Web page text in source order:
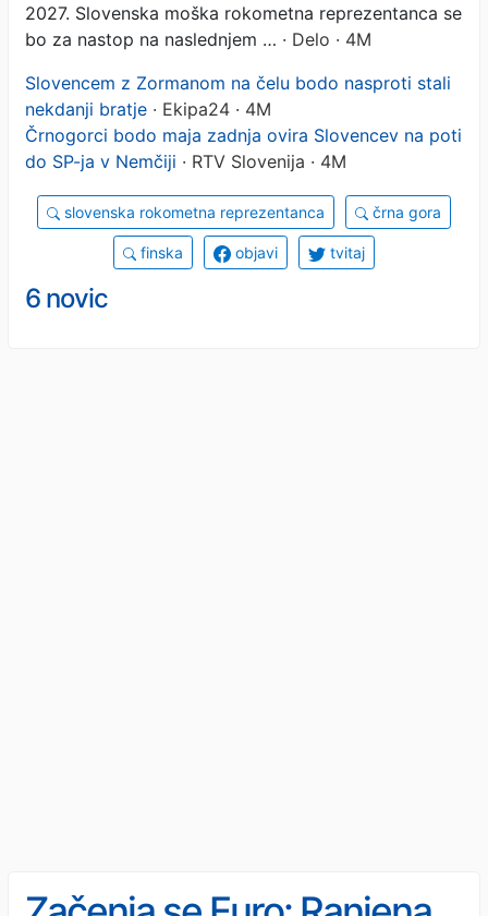
2027. Slovenska moška rokometna reprezentanca se
bo za nastop na naslednjem … · Delo · 4M
Slovencem z Zormanom na čelu bodo nasproti stali
nekdanji bratje · Ekipa24 · 4M
Črnogorci bodo maja zadnja ovira Slovencev na poti
do SP-ja v Nemčiji · RTV Slovenija · 4M
slovenska rokometna reprezentanca črna gora
finska objavi tvitaj
6 novic